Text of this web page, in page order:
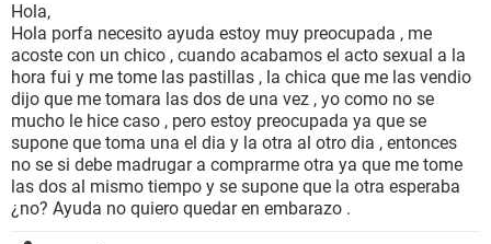
BIENESTAR
SEXUALIDAD
GLOSARIO
Hola,
Hola porfa necesito ayuda estoy muy preocupada , me
acoste con un chico , cuando acabamos el acto sexual a la
hora fui y me tome las pastillas , la chica que me las vendio
dijo que me tomara las dos de una vez , yo como no se
mucho le hice caso , pero estoy preocupada ya que se
supone que toma una el dia y la otra al otro dia , entonces
no se si debe madrugar a comprarme otra ya que me tome
las dos al mismo tiempo y se supone que la otra esperaba
¿no? Ayuda no quiero quedar en embarazo .